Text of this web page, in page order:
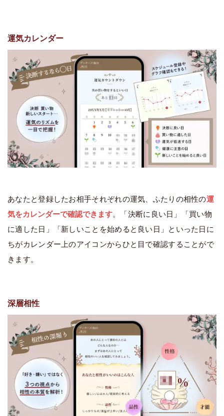
運気カレンダー
あなたと登録したお相手それぞれの運気、ふたりの相性の運
気をカレンダーで確認できます。「決断に良い日」「買い物
に適した日」「新しいことを始めると良い日」といった日に
ちがカレンダー上のアイコンからひと目で確認することがで
きます。
深層相性